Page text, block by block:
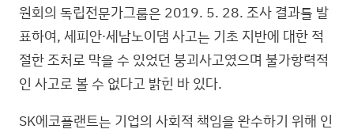
원회의 독립전문가그룹은 2019. 5. 28. 조사 결과를 발
표하여, 세피안∙세남노이댐 사고는 기초 지반에 대한 적
절한 조처로 막을 수 있었던 붕괴사고였으며 불가항력적
인 사고로 볼 수 없다고 밝힌 바 있다.
SK에코플랜트는 기업의 사회적 책임을 완수하기 위해 인